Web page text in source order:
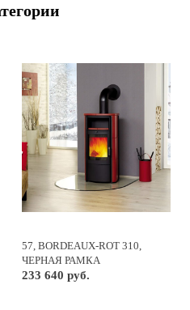
57, BORDEAUX-ROT 310,
ЧЕРНАЯ РАМКА
233 640 руб.